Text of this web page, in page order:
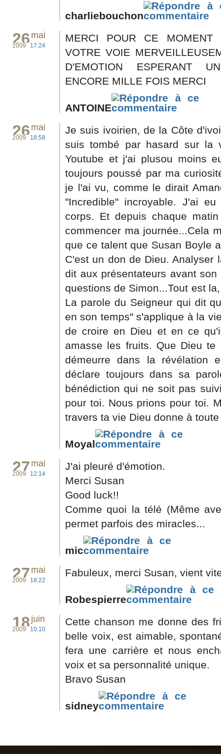
charliebouchon
26 mai
2009 17:24
MERCI POUR CE MOMENT
VOTRE VOIE
D'EMOTION ESPERANT
ENCORE MILLE FOIS MERCI
ANTOINE
26 mai
2009 18:58
Je suis ivoirien, de la Côte
suis tombé par hasard sur la
Youtube et j'ai plusou moins
toujours poussé par ma
je l'ai vu, comme le dirait
"Incredible" incroyable. J'ai
corps. Et depuis chaque
commencer ma journée...Cela
que ce talent que Susan Boyle
C'est un don de Dieu. Analyser
dit aux présentateurs avant
questions de Simon...Tout est
La parole du Seigneur qui dit
en son temps" s'applique à la
de croire en Dieu et en ce
amasse les fruits. Que Dieu te
démeurre dans la révélation
déclare toujours dans sa
bénédiction qui ne soit pas
pour toi. Nous prions pour toi.
travers ta vie Dieu donne à
Moyal
27 mai
2009 12:14
J'ai pleuré d'émotion.
Merci Susan
Good luck!!
Comme quoi la télé (Même
permet parfois des miracles...
mic
27 mai
2009 18:22
Fabuleux, merci Susan, vient
Robespierre
18 juin
2009 10:10
Cette chanson me donne des
belle voix, est aimable,
fera une carrière et nous
voix et sa personnalité unique.
Bravo Susan
sidney